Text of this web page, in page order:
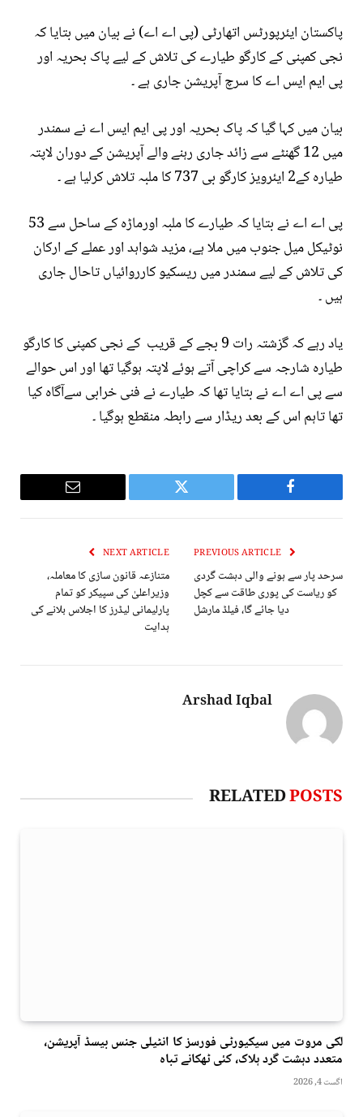
پاکستان ایئرپورٹس اتھارٹی (پی اے اے) نے بیان میں بتایا کہ
نجی کمپنی کے کارگو طیارے کی تلاش کے لیے پاک بحریہ اور
پی ایم ایس اے کا سرچ آپریشن جاری ہے ۔
بیان میں کہا گیا کہ پاک بحریہ اور پی ایم ایس اے نے سمندر
میں 12 گھنٹے سے زائد جاری رہنے والے آپریشن کے دوران لاپتہ
طیارہ کے2 ایئرویز کارگو بی 737 کا ملبہ تلاش کرلیا ہے ۔
پی اے اے نے بتایا کہ طیارے کا ملبہ اورماڑہ کے ساحل سے 53
نوٹیکل میل جنوب میں ملا ہے، مزید شواہد اور عملے کے ارکان
کی تلاش کے لیے سمندر میں ریسکیو کارروائیاں تاحال جاری
ہیں ۔
یاد رہے کہ گزشتہ رات 9 بجے کے قریب کے نجی کمپنی کا کارگو
طیارہ شارجہ سے کراچی آتے ہوئے لاپتہ ہوگیا تھا اور اس حوالے
سے پی اے اے نے بتایا تھا کہ طیارے نے فنی خرابی سےآگاہ کیا
تھا تاہم اس کے بعد ریڈار سے رابطہ منقطع ہوگیا ۔
Facebook
Twitter
Email
سرحد پار سے ہونے والی دہشت گردی
کو ریاست کی پوری طاقت سے کچل
دیا جائے گا، فيلڈ مارشل
NEXT ARTICLE
متنازعہ قانون سازی کا معاملہ،
وزیراعلیٰ کی سپیکر کو تمام
پارلیمانی لیڈرز کا اجلاس بلانے کی
ہدایت
Arshad Iqbal
RELATEDPOSTS
لکی مروت میں سیکیورٹی فورسز کا انٹیلی جنس بیسڈ آپریشن،
متعدد دہشت گرد ہلاک، کئی ٹھکانے تباہ
اگست 4, 2026